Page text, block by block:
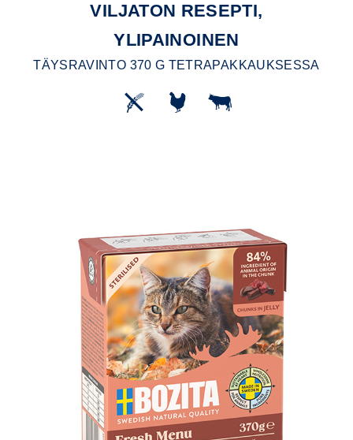
VILJATON RESEPTI,
YLIPAINOINEN
TÄYSRAVINTO 370 G TETRAPAKKAUKSESSA